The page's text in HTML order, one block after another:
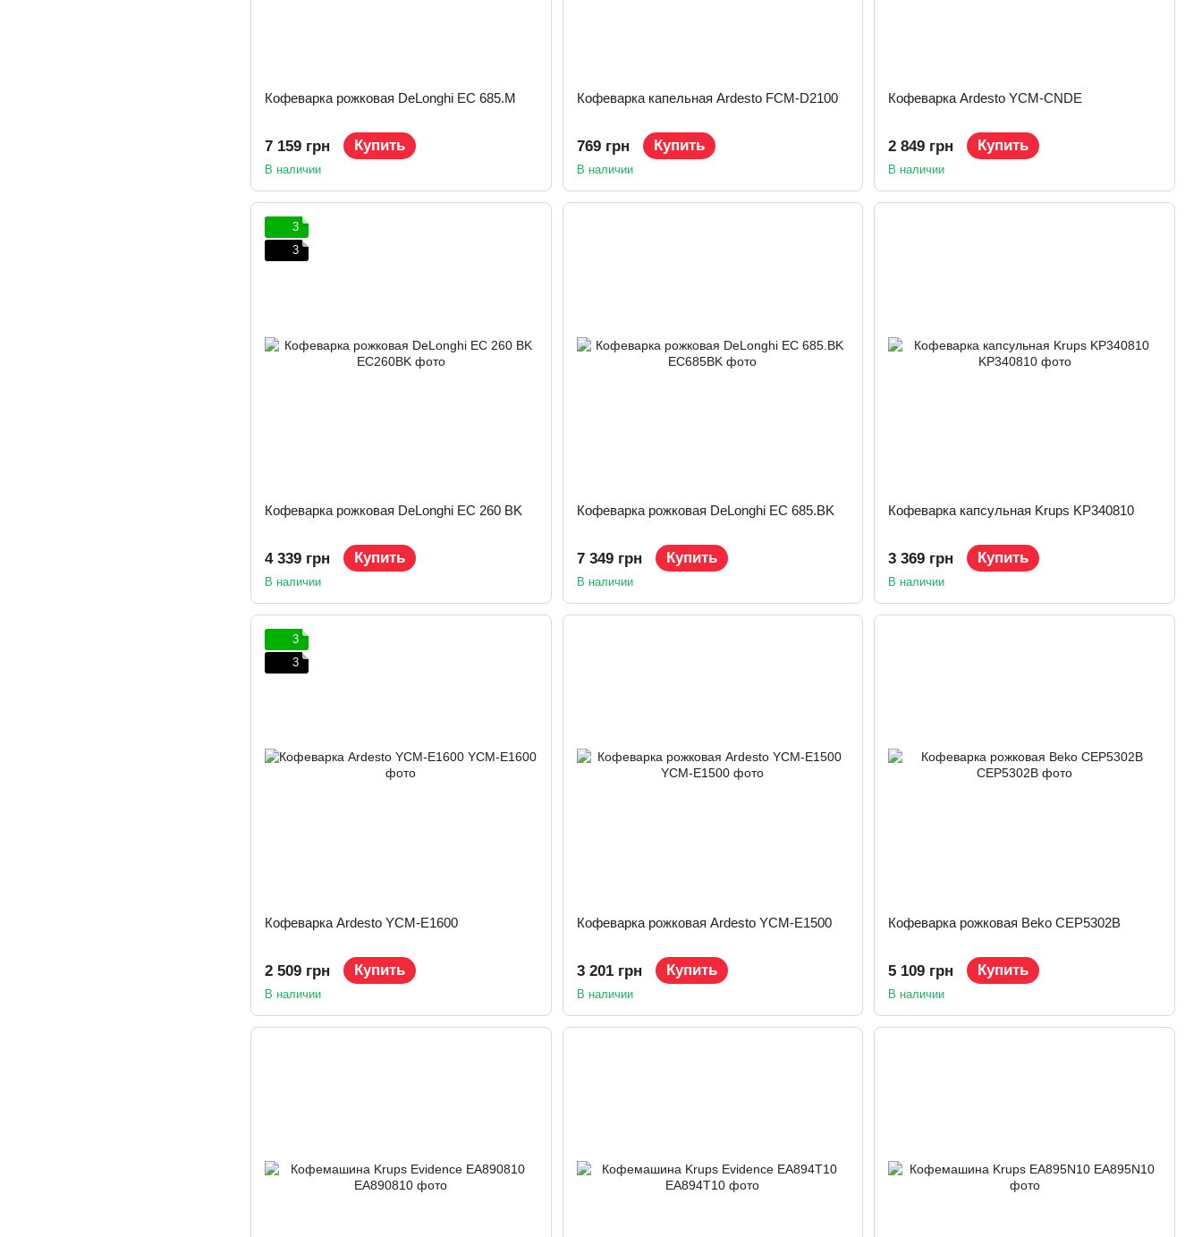
Кофеварка рожковая DeLonghi EC 685.M
7 159 грн Купить
В наличии
Кофеварка капельная Ardesto FCM-D2100
769 грн Купить
В наличии
Кофеварка Ardesto YCM-CNDE
2 849 грн Купить
В наличии
3
3
Кофеварка рожковая DeLonghi EC 260 BK
4 339 грн Купить
В наличии
Кофеварка рожковая DeLonghi EC 685.BK
7 349 грн Купить
В наличии
Кофеварка капсульная Krups KP340810
3 369 грн Купить
В наличии
3
3
Кофеварка Ardesto YCM-E1600
2 509 грн Купить
В наличии
Кофеварка рожковая Ardesto YCM-E1500
3 201 грн Купить
В наличии
Кофеварка рожковая Beko CEP5302B
5 109 грн Купить
В наличии